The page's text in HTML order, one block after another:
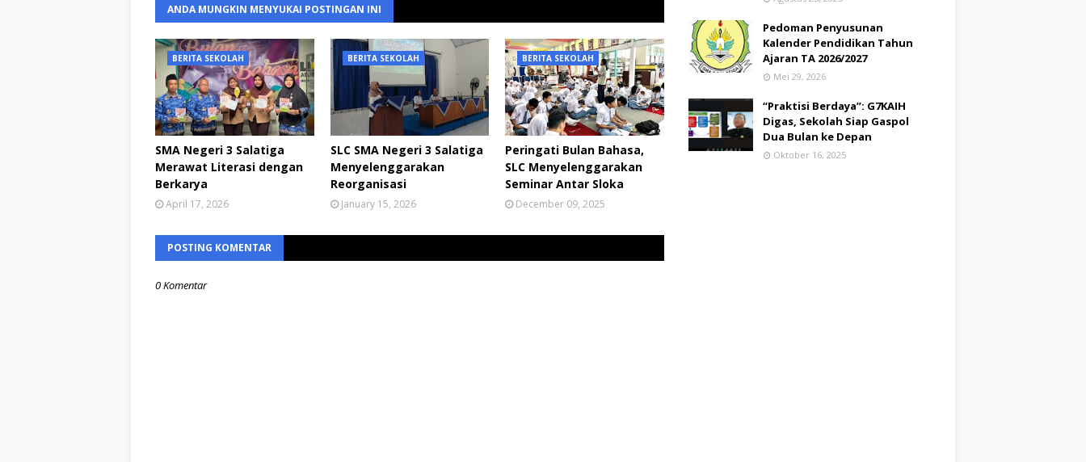
ANDA MUNGKIN MENYUKAI POSTINGAN INI
BERITA SEKOLAH
SMA Negeri 3 Salatiga
Merawat Literasi dengan
Berkarya
April 17, 2026
BERITA SEKOLAH
SLC SMA Negeri 3 Salatiga
Menyelenggarakan
Reorganisasi
January 15, 2026
BERITA SEKOLAH
Peringati Bulan Bahasa,
SLC Menyelenggarakan
Seminar Antar Sloka
December 09, 2025
POSTING KOMENTAR
0 Komentar
Pedoman Penyusunan
Kalender Pendidikan Tahun
Ajaran TA 2026/2027
Mei 29, 2026
“Praktisi Berdaya”: G7KAIH
Digas, Sekolah Siap Gaspol
Dua Bulan ke Depan
Oktober 16, 2025